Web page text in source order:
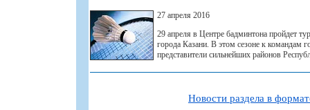
27 апреля 2016
29 апреля в Центре бадминтона пройдет
города Казани. В этом сезоне к командам
представители сильнейших районов
Новости раздела в